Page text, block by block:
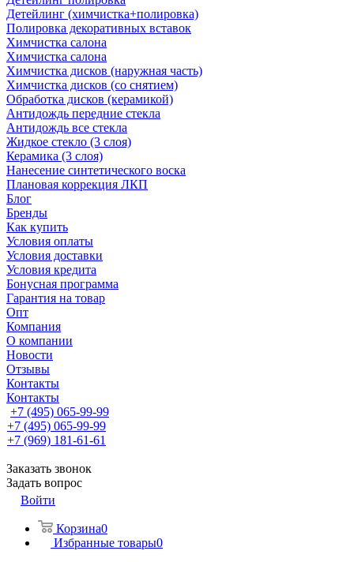
Детейлинг (химчистка+полировка)
Полировка декоративных вставок
Химчистка салона
Химчистка салона
Химчистка дисков (наружная часть)
Химчистка дисков (со снятием)
Обработка дисков (керамикой)
Антидождь передние стекла
Антидождь все стекла
Жидкое стекло (3 слоя)
Керамика (3 слоя)
Нанесение синтетического воска
Плановая коррекция ЛКП
Блог
Бренды
Как купить
Условия оплаты
Условия доставки
Условия кредита
Бонусная программа
Гарантия на товар
Опт
Компания
О компании
Новости
Отзывы
Контакты
Контакты
+7 (495) 065-99-99
+7 (495) 065-99-99
+7 (969) 181-61-61
Заказать звонок
Задать вопрос
Войти
Корзина0
Избранные товары0